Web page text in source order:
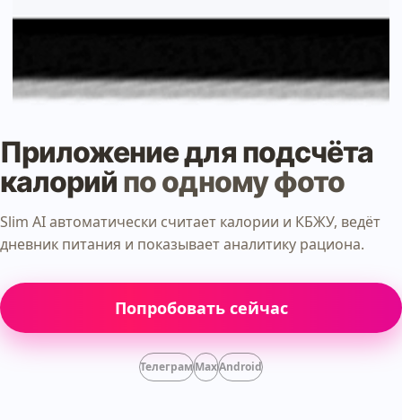
Приложение для подсчёта
калорий по одному фото
Slim AI автоматически считает калории и КБЖУ, ведёт
дневник питания и показывает аналитику рациона.
Попробовать сейчас
ТелеграмMaxAndroid